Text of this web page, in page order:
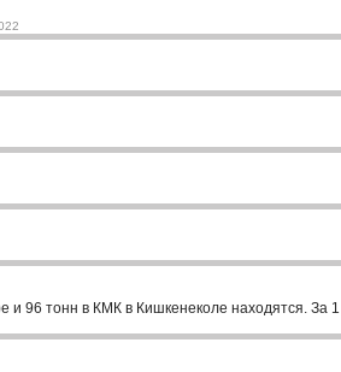
и 96 тонн в КМК в Кишкенеколе находятся. За 1